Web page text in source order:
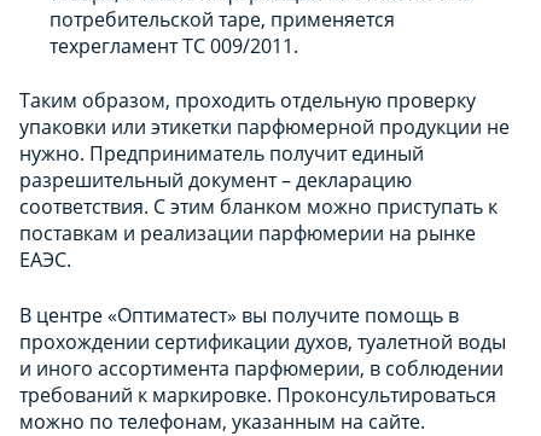
потребительской таре, применяется
техрегламент ТС 009/2011.
Таким образом, проходить отдельную проверку
упаковки или этикетки парфюмерной продукции не
нужно. Предприниматель получит единый
разрешительный документ – декларацию
соответствия. С этим бланком можно приступать к
поставкам и реализации парфюмерии на рынке
ЕАЭС.
В центре «Оптиматест» вы получите помощь в
прохождении сертификации духов, туалетной воды
и иного ассортимента парфюмерии, в соблюдении
требований к маркировке. Проконсультироваться
можно по телефонам, указанным на сайте.